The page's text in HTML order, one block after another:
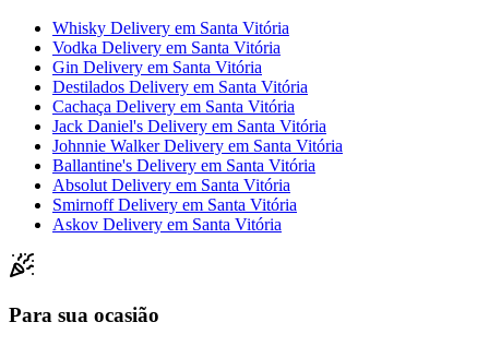
Whisky Delivery em Santa Vitória
Vodka Delivery em Santa Vitória
Gin Delivery em Santa Vitória
Destilados Delivery em Santa Vitória
Cachaça Delivery em Santa Vitória
Jack Daniel's Delivery em Santa Vitória
Johnnie Walker Delivery em Santa Vitória
Ballantine's Delivery em Santa Vitória
Absolut Delivery em Santa Vitória
Smirnoff Delivery em Santa Vitória
Askov Delivery em Santa Vitória
Para sua ocasião